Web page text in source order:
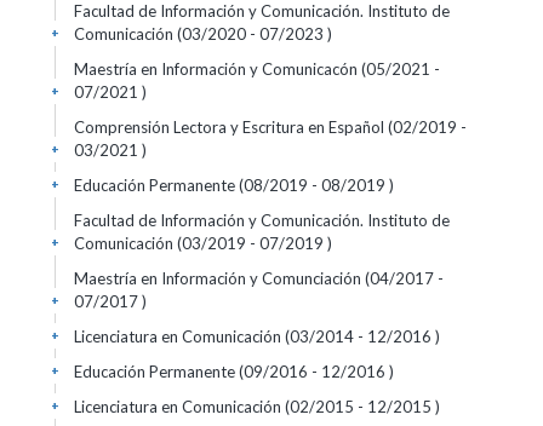
Facultad de Información y Comunicación. Instituto de
Comunicación (03/2020 - 07/2023 )
+
Maestría en Información y Comunicacón (05/2021 -
07/2021 )
+
Comprensión Lectora y Escritura en Español (02/2019 -
03/2021 )
+
Educación Permanente (08/2019 - 08/2019 )
+
Facultad de Información y Comunicación. Instituto de
Comunicación (03/2019 - 07/2019 )
+
Maestría en Información y Comunciación (04/2017 -
07/2017 )
+
Licenciatura en Comunicación (03/2014 - 12/2016 )
+
Educación Permanente (09/2016 - 12/2016 )
+
Licenciatura en Comunicación (02/2015 - 12/2015 )
+